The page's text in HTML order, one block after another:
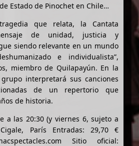
Estado de Pinochet en Chile…
que relata, la Cantata
de unidad, justicia y
siendo relevante en un mundo
e individualista”,
miembro de Quilapayún. En la
interpretará sus canciones
de un repertorio que
de historia.
a las 20:30 (y viernes 6, sujeto a
París Entradas: 29,70 €
Sitio oficial: